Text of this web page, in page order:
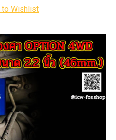
to Wishlist